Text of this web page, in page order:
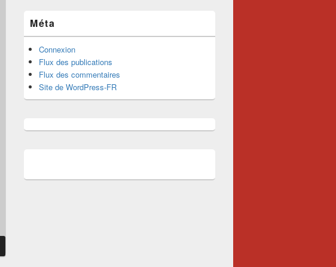
Méta
Connexion
Flux des publications
Flux des commentaires
Site de WordPress-FR